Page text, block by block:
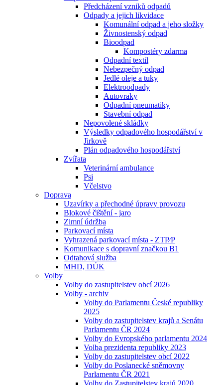
Předcházení vzniků odpadů
Odpady a jejich likvidace
Komunální odpad a jeho složky
Živnostenský odpad
Bioodpad
Kompostéry zdarma
Odpadní textil
Nebezpečný odpad
Jedlé oleje a tuky
Elektroodpady
Autovraky
Odpadní pneumatiky
Stavební odpad
Nepovolené skládky
Výsledky odpadového hospodářství v
Jirkově
Plán odpadového hospodářství
Zvířata
Veterinární ambulance
Psi
Včelstvo
Doprava
Uzavírky a přechodné úpravy provozu
Blokové čištění - jaro
Zimní údržba
Parkovací místa
Vyhrazená parkovací místa - ZTP⁄P
Komunikace s dopravní značkou B1
Odtahová služba
MHD, DÚK
Volby
Volby do zastupitelstev obcí 2026
Volby - archiv
Volby do Parlamentu České republiky
2025
Volby do zastupitelstev krajů a Senátu
Parlamentu ČR 2024
Volby do Evropského parlamentu 2024
Volba prezidenta republiky 2023
Volby do zastupitelstev obcí 2022
Volby do Poslanecké sněmovny
Parlamentu ČR 2021
Volby do Zastupitelstev krajů 2020